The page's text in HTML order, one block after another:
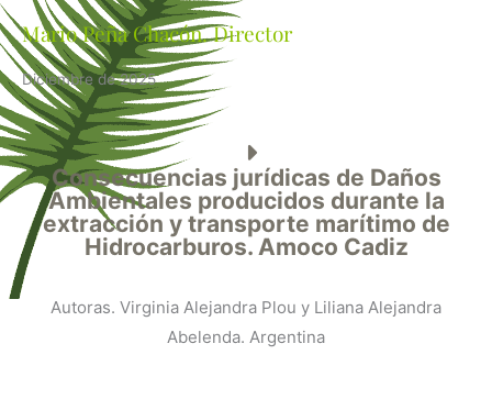
Mario Peña Chacón. Director
Diciembre de 2025
Consecuencias jurídicas de Daños
Ambientales producidos durante la
extracción y transporte marítimo de
Hidrocarburos. Amoco Cadiz
Autoras. Virginia Alejandra Plou y Liliana Alejandra
Abelenda. Argentina